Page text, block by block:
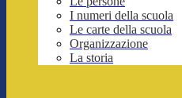
I numeri della scuola
Le carte della scuola
Organizzazione
La storia